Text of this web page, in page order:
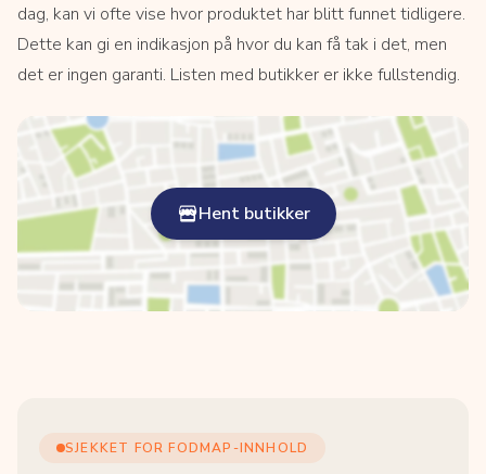
dag, kan vi ofte vise hvor produktet har blitt funnet tidligere.
Dette kan gi en indikasjon på hvor du kan få tak i det, men
det er ingen garanti. Listen med butikker er ikke fullstendig.
Hent butikker
SJEKKET FOR FODMAP-INNHOLD